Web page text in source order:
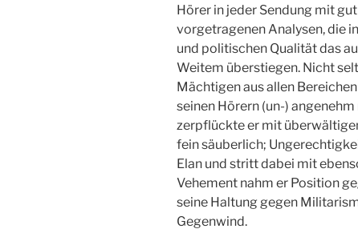
Hörer in jeder Sendung mit
vorgetragenen Analysen, die
und politischen Qualität das
Weitem überstiegen. Nicht
Mächtigen aus allen
seinen Hörern (un-)
zerpflückte er mit
fein säuberlich;
Elan und stritt dabei mit
Vehement nahm er Position
seine Haltung gegen
Gegenwind.